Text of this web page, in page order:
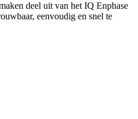
deel uit van het IQ Enphase
eenvoudig en snel te